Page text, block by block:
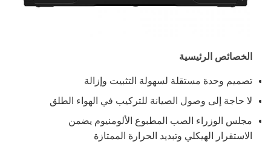
الخصائص الرئيسية
تصميم وحدة مستقلة لسهولة التثبيت وإزالة
لا حاجة إلى وصول الصيانة للتركيب في الهواء الطلق
مجلس الوزراء الصب المطبوع الألومنيوم يضمن
الاستقرار الهيكلي وتبديد الحرارة الممتازة